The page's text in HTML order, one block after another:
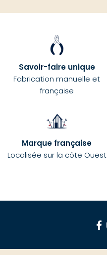
Savoir-faire unique
Fabrication manuelle et
française
Marque française
Localisée sur la côte Ouest